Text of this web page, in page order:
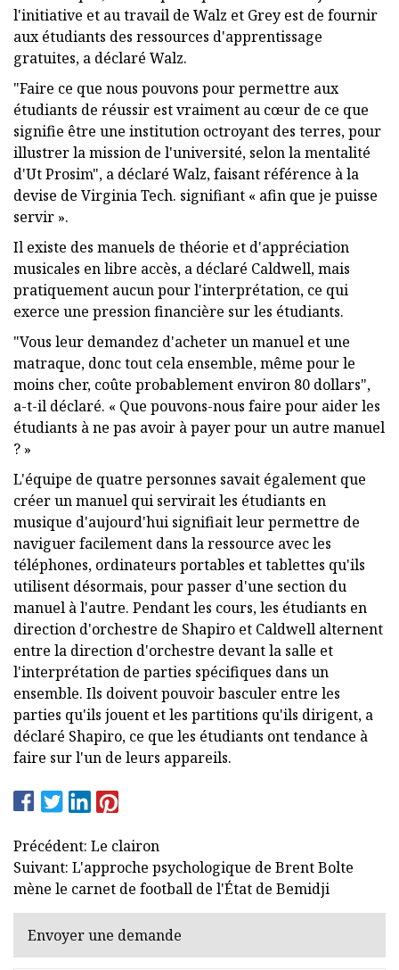
l'initiative et au travail de Walz et Grey est de fournir
aux étudiants des ressources d'apprentissage
gratuites, a déclaré Walz.
"Faire ce que nous pouvons pour permettre aux
étudiants de réussir est vraiment au cœur de ce que
signifie être une institution octroyant des terres, pour
illustrer la mission de l'université, selon la mentalité
d'Ut Prosim", a déclaré Walz, faisant référence à la
devise de Virginia Tech. signifiant « afin que je puisse
servir ».
Il existe des manuels de théorie et d'appréciation
musicales en libre accès, a déclaré Caldwell, mais
pratiquement aucun pour l'interprétation, ce qui
exerce une pression financière sur les étudiants.
"Vous leur demandez d'acheter un manuel et une
matraque, donc tout cela ensemble, même pour le
moins cher, coûte probablement environ 80 dollars",
a-t-il déclaré. « Que pouvons-nous faire pour aider les
étudiants à ne pas avoir à payer pour un autre manuel
? »
L'équipe de quatre personnes savait également que
créer un manuel qui servirait les étudiants en
musique d'aujourd'hui signifiait leur permettre de
naviguer facilement dans la ressource avec les
téléphones, ordinateurs portables et tablettes qu'ils
utilisent désormais, pour passer d'une section du
manuel à l'autre. Pendant les cours, les étudiants en
direction d'orchestre de Shapiro et Caldwell alternent
entre la direction d'orchestre devant la salle et
l'interprétation de parties spécifiques dans un
ensemble. Ils doivent pouvoir basculer entre les
parties qu'ils jouent et les partitions qu'ils dirigent, a
déclaré Shapiro, ce que les étudiants ont tendance à
faire sur l'un de leurs appareils.
Précédent: Le clairon
Suivant: L'approche psychologique de Brent Bolte
mène le carnet de football de l'État de Bemidji
Envoyer une demande